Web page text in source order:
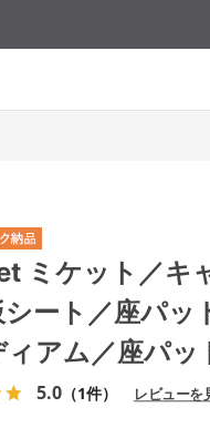
ミケット／キ
シート／座パ
ィアム／座パ
5.0 （1件） レビューを